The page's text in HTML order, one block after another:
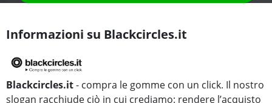
Informazioni su Blackcircles.it
Blackcircles.it- compra le gomme con un click. Il nostro
slogan racchiude ciò in cui crediamo: rendere l’acquisto